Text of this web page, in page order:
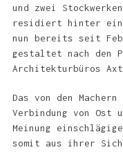
und zwei
residiert hinter
nun bereits seit
gestaltet nach den
Architekturbüros
Das von den
Verbindung von Ost
Meinung
somit aus ihrer